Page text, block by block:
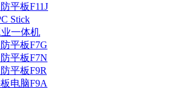
平板F11J
Stick
一体机
平板F7G
平板F7N
平板F9R
电脑F9A